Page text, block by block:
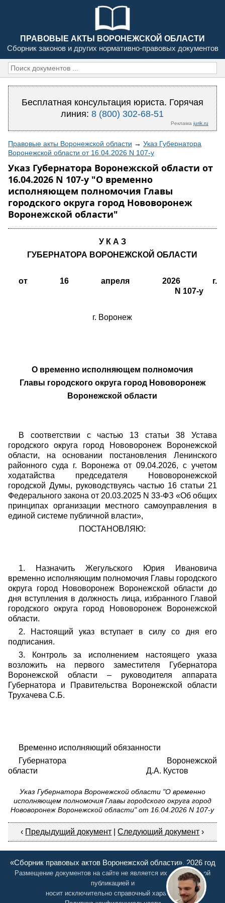
ПРАВОВЫЕ АКТЫ ВОРОНЕЖСКОЙ ОБЛАСТИ
Сборник законов и других нормативно-правовых документов
Бесплатная консультация юриста. Горячая
линия:8 (800) 302-68-51
Реклама jurik.ru
Правовые акты Воронежской области → Указ Губернатора
Воронежской области от 16.04.2026 N 107-у
Указ Губернатора Воронежской области от
16.04.2026 N 107-у "О временно
исполняющем полномочия Главы
городского округа город Нововоронеж
Воронежской области"
У К А З
ГУБЕРНАТОРА ВОРОНЕЖСКОЙ ОБЛАСТИ
от 16 апреля 2026 г.
N 107-у
г. Воронеж
О временно исполняющем полномочия
Главы городского округа город Нововоронеж
Воронежской области
В соответствии с частью 13 статьи 38 Устава
городского округа город Нововоронеж Воронежской
области, на основании постановления Ленинского
районного суда г. Воронежа от 09.04.2026, с учетом
ходатайства председателя Нововоронежской
городской Думы, руководствуясь частью 16 статьи 21
Федерального закона от 20.03.2025 N 33-ФЗ «Об общих
принципах организации местного самоуправления в
единой системе публичной власти»,
ПОСТАНОВЛЯЮ:
1. Назначить Жегульского Юрия Ивановича
временно исполняющим полномочия Главы городского
округа город Нововоронеж Воронежской области до
дня вступления в должность лица, избранного Главой
городского округа город Нововоронеж Воронежской
области.
2. Настоящий указ вступает в силу со дня его
подписания.
3. Контроль за исполнением настоящего указа
возложить на первого заместителя Губернатора
Воронежской области – руководителя аппарата
Губернатора и Правительства Воронежской области
Трухачева С.Б.
Временно исполняющий обязанности
Губернатора Воронежской
области Д.А. Кустов
Указ Губернатора Воронежской области "О временно
исполняющем полномочия Главы городского округа город
Нововоронеж Воронежской области" от 16.04.2026 N 107-у
‹ Предыдущий документ |Следующий документ ›
«Сборник правовых актов Воронежской области», 2026 год
Размещение документов на сайте не является их официальной
публикацией и
носит исключительно справочный характер